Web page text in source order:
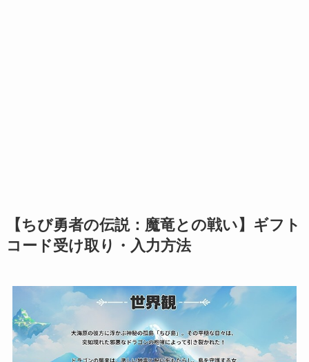
【ちび勇者の伝説：魔竜との戦い】ギフト
コード受け取り・入力方法